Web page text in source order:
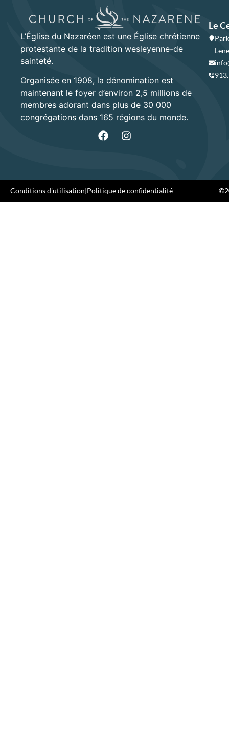
L’Église du Nazaréen est une Église chrétienne
protestante de la tradition wesleyenne-de
sainteté.
Organisée en 1908, la dénomination est
maintenant le foyer d’environ 2,5 millions de
membres adorant dans plus de 30 000
congrégations dans 165 régions du monde.
Le
Conditions d'utilisation|Politique de confidentialité